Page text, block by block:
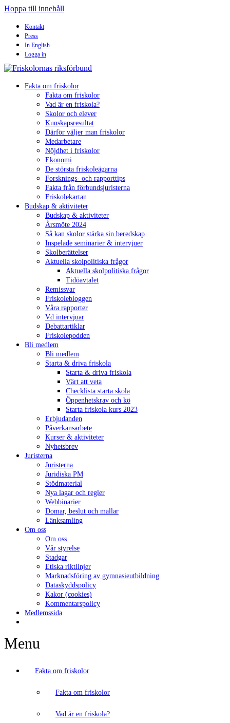
Hoppa till innehåll
Kontakt
Press
In English
Logga in
Fakta om friskolor
Fakta om friskolor
Vad är en friskola?
Skolor och elever
Kunskapsresultat
Därför väljer man friskolor
Medarbetare
Nöjdhet i friskolor
Ekonomi
De största friskoleägarna
Forsknings- och rapporttips
Fakta från förbundsjuristerna
Friskolekartan
Budskap & aktiviteter
Budskap & aktiviteter
Årsmöte 2024
Så kan skolor stärka sin beredskap
Inspelade seminarier & intervjuer
Skolberättelser
Aktuella skolpolitiska frågor
Aktuella skolpolitiska frågor
Tidöavtalet
Remissvar
Friskolebloggen
Våra rapporter
Vd intervjuar
Debattartiklar
Friskolepodden
Bli medlem
Bli medlem
Starta & driva friskola
Starta & driva friskola
Värt att veta
Checklista starta skola
Öppenhetskrav och kö
Starta friskola kurs 2023
Erbjudanden
Påverkansarbete
Kurser & aktiviteter
Nyhetsbrev
Juristerna
Juristerna
Juridiska PM
Stödmaterial
Nya lagar och regler
Webbinarier
Domar, beslut och mallar
Länksamling
Om oss
Om oss
Vår styrelse
Stadgar
Etiska riktlinjer
Marknadsföring av gymnasieutbildning
Dataskyddspolicy
Kakor (cookies)
Kommentarspolicy
Medlemssida
Menu
Fakta om friskolor
Fakta om friskolor
Vad är en friskola?